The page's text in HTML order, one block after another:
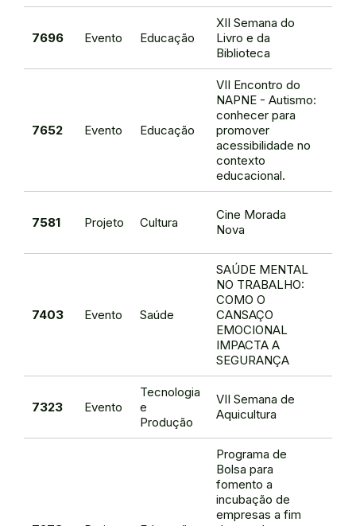
7696 Evento Educação
XII Semana do
Livro e da
Biblioteca
7652 Evento Educação
VII Encontro do
NAPNE - Autismo:
conhecer para
promover
acessibilidade no
contexto
educacional.
7581 Projeto Cultura
Cine Morada
Nova
7403 Evento Saúde
SAÚDE MENTAL
NO TRABALHO:
COMO O
CANSAÇO
EMOCIONAL
IMPACTA A
SEGURANÇA
7323 Evento
Tecnologia
e
Produção
VII Semana de
Aquicultura
Programa de
Bolsa para
fomento a
incubação de
empresas a fim